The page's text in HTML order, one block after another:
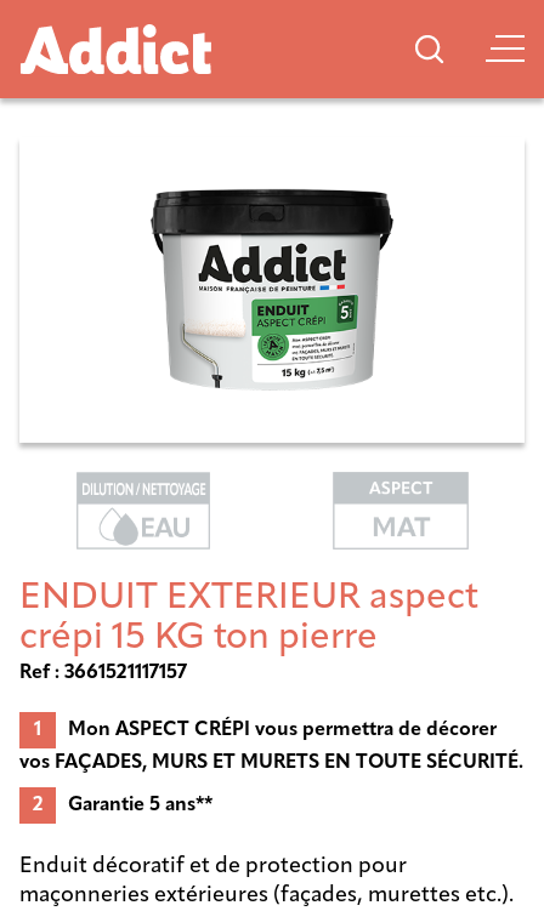
ENDUIT EXTERIEUR aspect
crépi 15 KG ton pierre
Ref : 3661521117157
Mon ASPECT CRÉPI vous permettra de décorer
vos FAÇADES, MURS ET MURETS EN TOUTE SÉCURITÉ.
Garantie 5 ans**
Enduit décoratif et de protection pour
maçonneries extérieures (façades, murettes etc.).